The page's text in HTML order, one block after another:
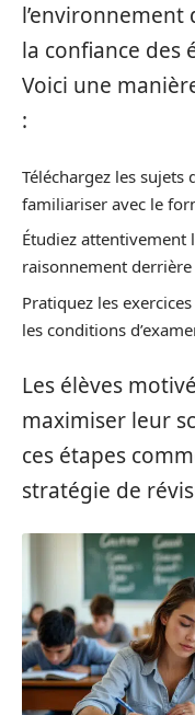
l’environnement
la confiance des
Voici une
:
Téléchargez les sujets
familiariser avec le
Étudiez attentivement
raisonnement
Pratiquez les
les conditions
Les élèves
maximiser leur
ces étapes
stratégie de